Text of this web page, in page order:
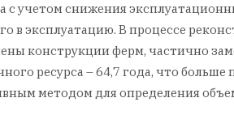
с учетом снижения
в эксплуатацию. В процессе
конструкции ферм, частично
ресурса – 64,7 года, что
методом для определения